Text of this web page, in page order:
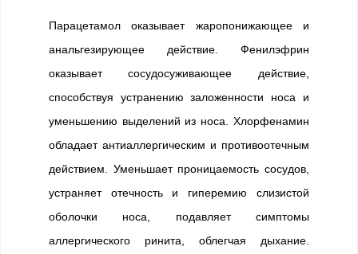
Парацетамол оказывает жаропонижающее и
анальгезирующее действие. Фенилэфрин
оказывает сосудосуживающее действие,
способствуя устранению заложенности носа и
уменьшению выделений из носа. Хлорфенамин
обладает антиаллергическим и противоотечным
действием. Уменьшает проницаемость сосудов,
устраняет отечность и гиперемию слизистой
оболочки носа, подавляет симптомы
аллергического ринита, облегчая дыхание.